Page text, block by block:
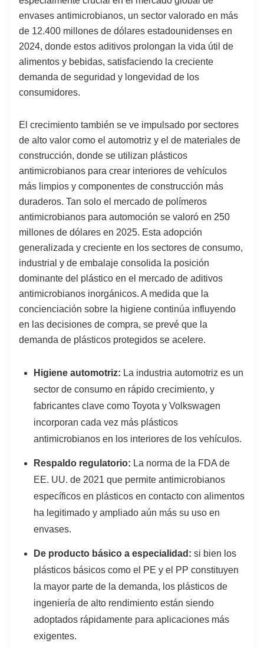
envases antimicrobianos, un sector valorado en más
de 12.400 millones de dólares estadounidenses en
2024, donde estos aditivos prolongan la vida útil de
alimentos y bebidas, satisfaciendo la creciente
demanda de seguridad y longevidad de los
consumidores.
El crecimiento también se ve impulsado por sectores
de alto valor como el automotriz y el de materiales de
construcción, donde se utilizan plásticos
antimicrobianos para crear interiores de vehículos
más limpios y componentes de construcción más
duraderos. Tan solo el mercado de polímeros
antimicrobianos para automoción se valoró en 250
millones de dólares en 2025. Esta adopción
generalizada y creciente en los sectores de consumo,
industrial y de embalaje consolida la posición
dominante del plástico en el mercado de aditivos
antimicrobianos inorgánicos. A medida que la
concienciación sobre la higiene continúa influyendo
en las decisiones de compra, se prevé que la
demanda de plásticos protegidos se acelere.
Higiene automotriz: La industria automotriz es un
sector de consumo en rápido crecimiento, y
fabricantes clave como Toyota y Volkswagen
incorporan cada vez más plásticos
antimicrobianos en los interiores de los vehículos.
Respaldo regulatorio: La norma de la FDA de
EE. UU. de 2021 que permite antimicrobianos
específicos en plásticos en contacto con alimentos
ha legitimado y ampliado aún más su uso en
envases.
De producto básico a especialidad: si bien los
plásticos básicos como el PE y el PP constituyen
la mayor parte de la demanda, los plásticos de
ingeniería de alto rendimiento están siendo
adoptados rápidamente para aplicaciones más
exigentes.